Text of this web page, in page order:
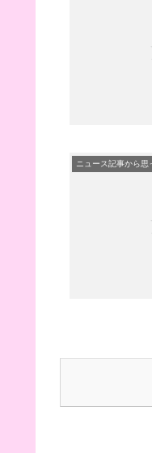
ニュース記事から思